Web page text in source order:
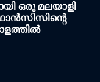
ഒരു മലയാളി